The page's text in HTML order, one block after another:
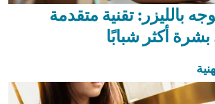
بالليزر: تقنية متقدمة
أكثر شبابًا